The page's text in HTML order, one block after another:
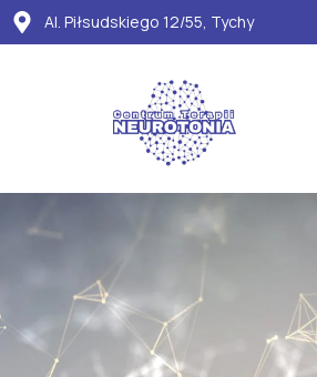
Al. Piłsudskiego 12/55, Tychy